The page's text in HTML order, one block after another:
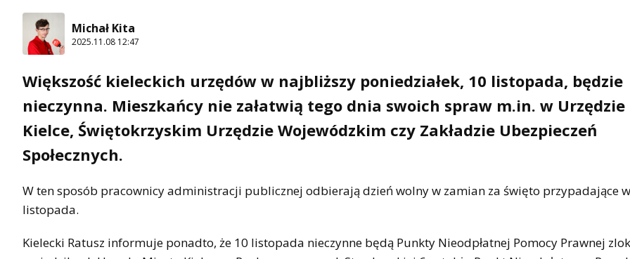
Michał Kita
2025.11.08 12:47
Większość kieleckich urzędów w najbliższy poniedziałek, 10 listopada, będzie
nieczynna. Mieszkańcy nie załatwią tego dnia swoich spraw m.in. w
Kielce, Świętokrzyskim Urzędzie Wojewódzkim czy Zakładzie Ubezpieczeń
Społecznych.
W ten sposób pracownicy administracji publicznej odbierają dzień wolny w zamian za święto przypadające
listopada.
Kielecki Ratusz informuje ponadto, że 10 listopada nieczynne będą Punkty Nieodpłatnej Pomocy Prawnej